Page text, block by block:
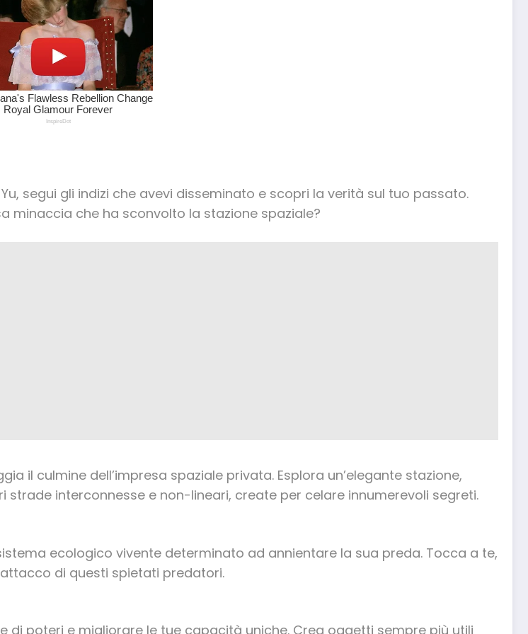
segui gli indizi che avevi disseminato e scopri la verità sul tuo passato.
minaccia che ha sconvolto la stazione spaziale?
il culmine dell’impresa spaziale privata. Esplora un’elegante stazione,
strade interconnesse e non-lineari, create per celare innumerevoli segreti.
ecologico vivente determinato ad annientare la sua preda. Tocca a te,
di questi spietati predatori.
poteri e migliorare le tue capacità uniche. Crea oggetti sempre più utili